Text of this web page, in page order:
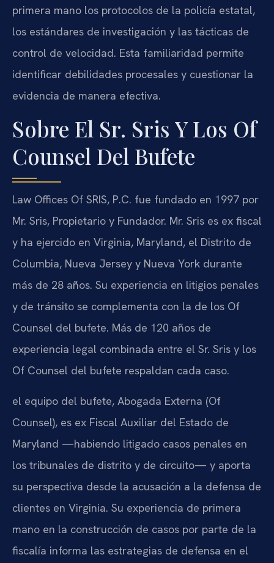
primera mano los protocolos de la policía estatal,
los estándares de investigación y las tácticas de
control de velocidad. Esta familiaridad permite
identificar debilidades procesales y cuestionar la
evidencia de manera efectiva.
Sobre El Sr. Sris Y Los Of
Counsel Del Bufete
Law Offices Of SRIS, P.C. fue fundado en 1997 por
Mr. Sris, Propietario y Fundador. Mr. Sris es ex fiscal
y ha ejercido en Virginia, Maryland, el Distrito de
Columbia, Nueva Jersey y Nueva York durante
más de 28 años. Su experiencia en litigios penales
y de tránsito se complementa con la de los Of
Counsel del bufete. Más de 120 años de
experiencia legal combinada entre el Sr. Sris y los
Of Counsel del bufete respaldan cada caso.
el equipo del bufete, Abogada Externa (Of
Counsel), es ex Fiscal Auxiliar del Estado de
Maryland —habiendo litigado casos penales en
los tribunales de distrito y de circuito— y aporta
su perspectiva desde la acusación a la defensa de
clientes en Virginia. Su experiencia de primera
mano en la construcción de casos por parte de la
fiscalía informa las estrategias de defensa en el